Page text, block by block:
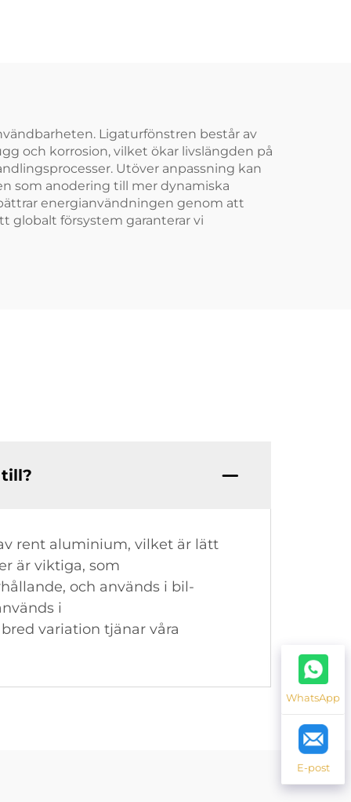
Ligaturfönstren består av
och korrosion, vilket ökar livslängden på
Utöver anpassning kan
som anodering till mer dynamiska
energianvändningen genom att
globalt försystem garanterar vi
rent aluminium, vilket är lätt
är viktiga, som
och används i bil-
i
variation tjänar våra
WhatsApp
E-post